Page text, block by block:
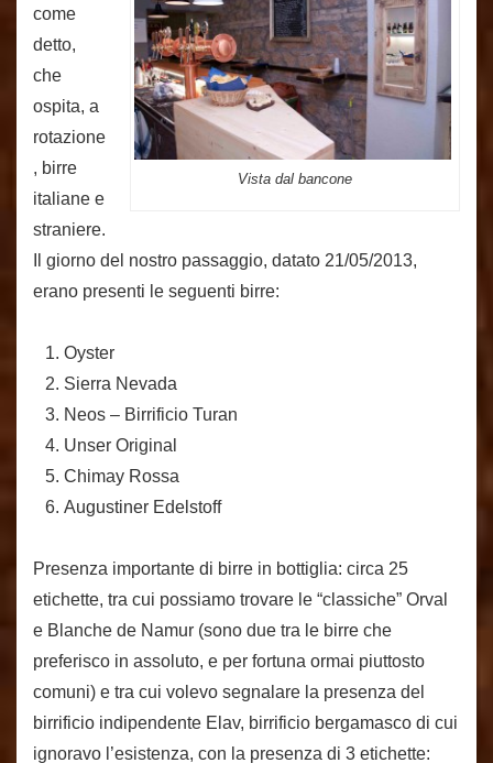
Vista dal bancone
come
detto,
che
ospita, a
rotazione
, birre
italiane e
straniere.
Il giorno del nostro passaggio, datato 21/05/2013,
erano presenti le seguenti birre:
Oyster
Sierra Nevada
Neos – Birrificio Turan
Unser Original
Chimay Rossa
Augustiner Edelstoff
Presenza importante di birre in bottiglia: circa 25
etichette, tra cui possiamo trovare le “classiche” Orval
e Blanche de Namur (sono due tra le birre che
preferisco in assoluto, e per fortuna ormai piuttosto
comuni) e tra cui volevo segnalare la presenza del
birrificio indipendente Elav, birrificio bergamasco di cui
ignoravo l’esistenza, con la presenza di 3 etichette: